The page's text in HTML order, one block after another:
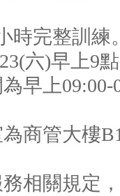
時完整訓練
六)早上9
早上09:00-
為商管大樓
相關規定